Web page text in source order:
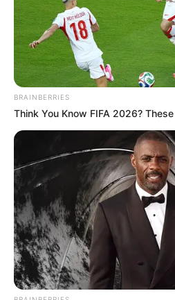
BRAINBERRIES
Think You Know FIFA 2026?